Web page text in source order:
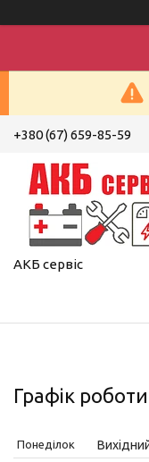
+380 (67) 659-85-59
АКБ сервіс
Графік роботи
Понеділок